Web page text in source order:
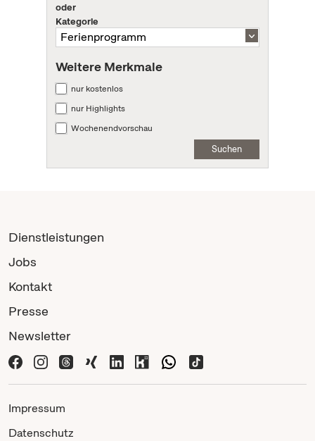
oder
Kategorie
Weitere Merkmale
nur kostenlos
nur Highlights
Wochenendvorschau
Suchen
Dienstleistungen
Jobs
Kontakt
Presse
Newsletter
Impressum
Datenschutz